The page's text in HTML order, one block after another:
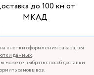
до 100 км от
МКАД
кнопки оформления заказа, вы
данных.
можете выбрать способ доставки
самовывоз.